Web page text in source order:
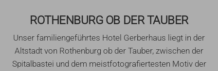
ROTHENBURG OB DER TAUBER
Unser familiengeführtes Hotel Gerberhaus liegt in der
Altstadt von Rothenburg ob der Tauber, zwischen der
Spitalbastei und dem meistfotografiertesten Motiv der